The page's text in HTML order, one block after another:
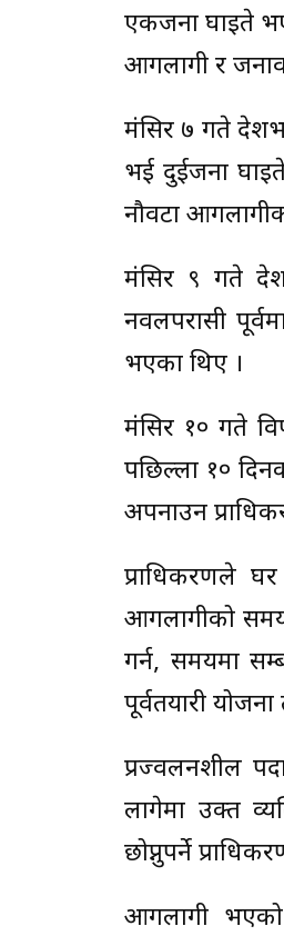
एकजना घाइते
आगलागी र
मंसिर ७ गते
भई दुईजना
नौवटा
मंसिर ९ गते
नवलपरासी
भएका थिए ।
मंसिर १० गते
पछिल्ला १०
अपनाउन
प्राधिकरणले
आगलागीको
गर्न, समयमा
पूर्वतयारी
प्रज्वलनशील
लागेमा उक्त
छोप्नुपर्ने
आगलागी भएको